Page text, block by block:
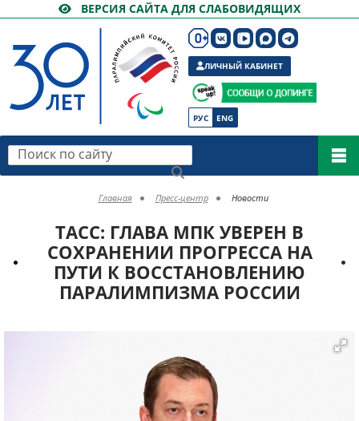
ВЕРСИЯ САЙТА ДЛЯ СЛАБОВИДЯЩИХ
РУС ENG
ЛИЧНЫЙ КАБИНЕТ
Поиск по сайту
Главная Пресс-центр Новости
ТАСС: ГЛАВА МПК УВЕРЕН В
СОХРАНЕНИИ ПРОГРЕССА НА
ПУТИ К ВОССТАНОВЛЕНИЮ
ПАРАЛИМПИЗМА РОССИИ